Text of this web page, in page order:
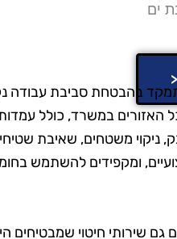
ים
בהבטחת סביבת עבודה
האזורים במשרד, כולל
ניקוי משטחים, שאיבת
ומקפידים להשתמש
גם שירותי חיטוי